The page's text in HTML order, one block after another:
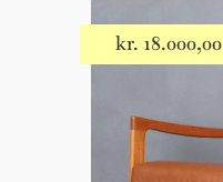
kr. 18.000,00